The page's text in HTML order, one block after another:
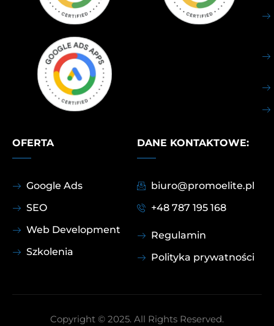
OFERTA
Google Ads
SEO
Web Development
Szkolenia
DANE KONTAKTOWE:
biuro@promoelite.pl
+48 787 195 168
Regulamin
Polityka prywatności
Copyright © 2025. All Rights Reserved.